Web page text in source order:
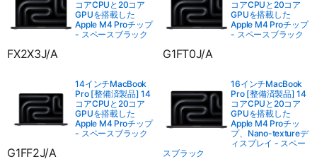
コアCPUと20コア
GPUを搭載した
Apple M4 Proチップ
- スペースブラック
FX2X3J/A
コアCPUと20コア
GPUを搭載した
Apple M4 Proチップ
- スペースブラック
G1FT0J/A
14インチMacBook
Pro [整備済製品] 14
コアCPUと20コア
GPUを搭載した
Apple M4 Proチップ
- スペースブラック
G1FF2J/A
16インチMacBook
Pro [整備済製品] 14
コアCPUと20コア
GPUを搭載した
Apple M4 Proチッ
プ、Nano-textureデ
ィスプレイ - スペー
スブラック